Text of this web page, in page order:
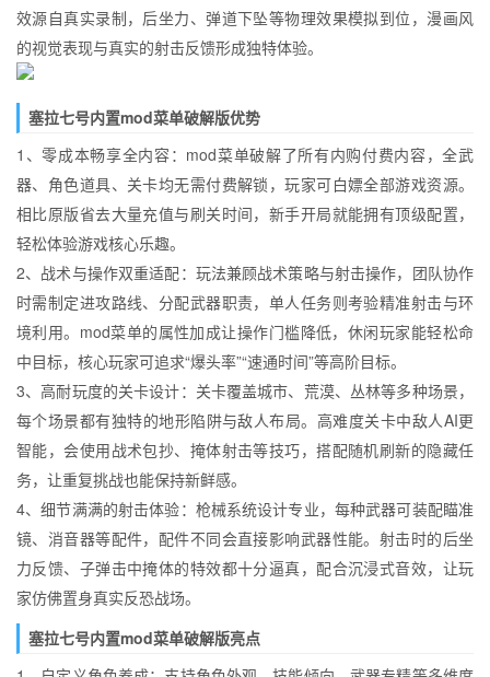
效源自真实录制，后坐力、弹道下坠等物理效果模拟到位，漫画风
的视觉表现与真实的射击反馈形成独特体验。
塞拉七号内置mod菜单破解版优势
1、零成本畅享全内容：mod菜单破解了所有内购付费内容，全武
器、角色道具、关卡均无需付费解锁，玩家可白嫖全部游戏资源。
相比原版省去大量充值与刷关时间，新手开局就能拥有顶级配置，
轻松体验游戏核心乐趣。
2、战术与操作双重适配：玩法兼顾战术策略与射击操作，团队协作
时需制定进攻路线、分配武器职责，单人任务则考验精准射击与环
境利用。mod菜单的属性加成让操作门槛降低，休闲玩家能轻松命
中目标，核心玩家可追求“爆头率”“速通时间”等高阶目标。
3、高耐玩度的关卡设计：关卡覆盖城市、荒漠、丛林等多种场景，
每个场景都有独特的地形陷阱与敌人布局。高难度关卡中敌人AI更
智能，会使用战术包抄、掩体射击等技巧，搭配随机刷新的隐藏任
务，让重复挑战也能保持新鲜感。
4、细节满满的射击体验：枪械系统设计专业，每种武器可装配瞄准
镜、消音器等配件，配件不同会直接影响武器性能。射击时的后坐
力反馈、子弹击中掩体的特效都十分逼真，配合沉浸式音效，让玩
家仿佛置身真实反恐战场。
塞拉七号内置mod菜单破解版亮点